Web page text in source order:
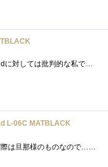
どちらかというとAndroidに対しては批判的な私ですが、「OptimusPad祭り」に乗って1台購入してみました。厳密にはドコモのオンラインショップで売�...
L-06C MATBLACK
初のタブレットです。実際は旦那様のものなので…遊ばせてもらう予定。とりあえずまだ開封してません。一段落したらゆっくりと遊ぶ予定です(*...